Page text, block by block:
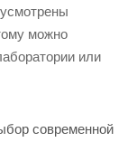
можно
или
современной